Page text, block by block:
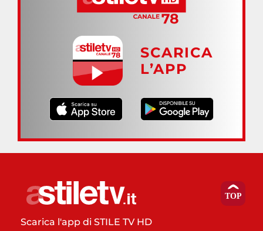
SCARICA
L’APP
Scarica l'app di STILE TV HD